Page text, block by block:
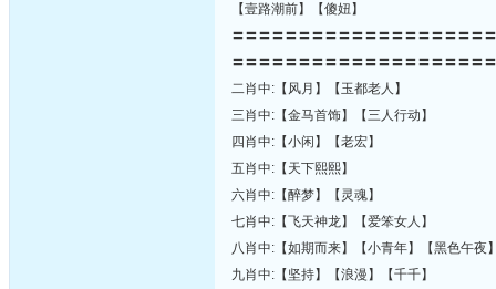
【壹路潮前】【傻妞】
〓〓〓〓〓〓〓〓〓〓〓〓〓〓〓〓〓〓〓
〓〓〓〓〓〓〓〓〓〓〓〓〓〓〓〓〓〓〓
二肖中:【风月】【玉都老人】
三肖中:【金马首饰】【三人行动】
四肖中:【小闲】【老宏】
五肖中:【天下熙熙】
六肖中:【醉梦】【灵魂】
七肖中:【飞天神龙】【爱笨女人】
八肖中:【如期而来】【小青年】【黑色午夜
九肖中:【坚持】【浪漫】【千千】